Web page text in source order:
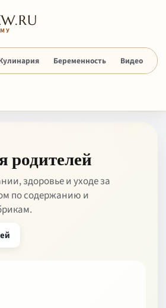
Беременность Видео
родителей
здоровье и уходе за
по содержанию и